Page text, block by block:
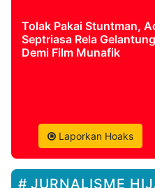
Tolak Pakai Stuntman,
Septriasa Rela
Demi Film Munafik
Laporkan Hoaks
JURNALISME